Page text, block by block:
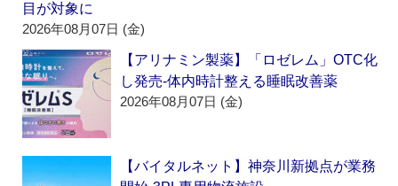
目が対象に
2026年08月07日 (金)
【アリナミン製薬】「ロゼレム」OTC化
し発売‐体内時計整える睡眠改善薬
2026年08月07日 (金)
【バイタルネット】神奈川新拠点が業務